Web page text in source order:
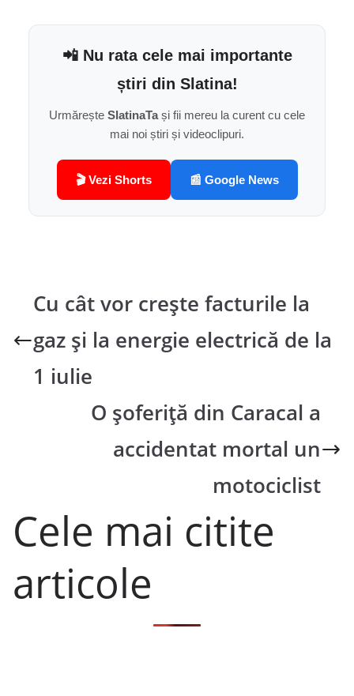
📲 Nu rata cele mai importante
știri din Slatina!
Urmărește SlatinaTași fii mereu la curent cu cele
mai noi știri și videoclipuri.
🎬 Vezi Shorts 📰 Google News
Cu cât vor crește facturile la
gaz și la energie electrică de la
1 iulie
O șoferiță din Caracal a
accidentat mortal un
motociclist
Cele mai citite
articole